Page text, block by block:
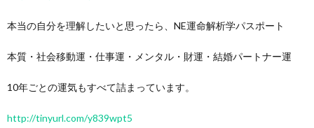
本当の自分を理解したいと思ったら、NE運命解析学パスポート
本質・社会移動運・仕事運・メンタル・財運・結婚パートナー運
10年ごとの運気もすべて詰まっています。
http://tinyurl.com/y839wpt5